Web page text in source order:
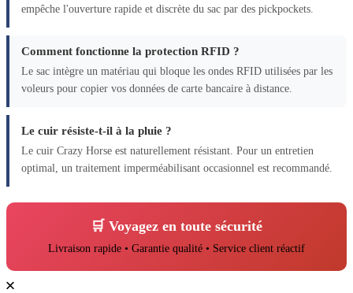
empêche l'ouverture rapide et discrète du sac par des pickpockets.
Comment fonctionne la protection RFID ?
Le sac intègre un matériau qui bloque les ondes RFID utilisées par les
voleurs pour copier vos données de carte bancaire à distance.
Le cuir résiste-t-il à la pluie ?
Le cuir Crazy Horse est naturellement résistant. Pour un entretien
optimal, un traitement imperméabilisant occasionnel est recommandé.
🛒 Voyagez en toute sécurité
Livraison rapide • Garantie qualité • Service client réactif